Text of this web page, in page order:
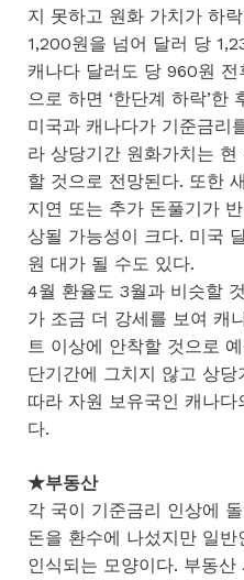
지 못하고 원화 가치가 하
1,200원을 넘어 달러 당
캐나다 달러도 당 960원 전
으로 하면 ‘한단계 하락’한
미국과 캐나다가 기준금리
라 상당기간 원화가치는
할 것으로 전망된다. 또한
지연 또는 추가 돈풀기가
상될 가능성이 크다. 미국
원 대가 될 수도 있다.
4월 환율도 3월과 비슷할
가 조금 더 강세를 보여 캐
트 이상에 안착할 것으로
단기간에 그치지 않고 상
따라 자원 보유국인 캐나
다.
★부동산
각 국이 기준금리 인상에
돈을 환수에 나섰지만 일
인식되는 모양이다. 부동